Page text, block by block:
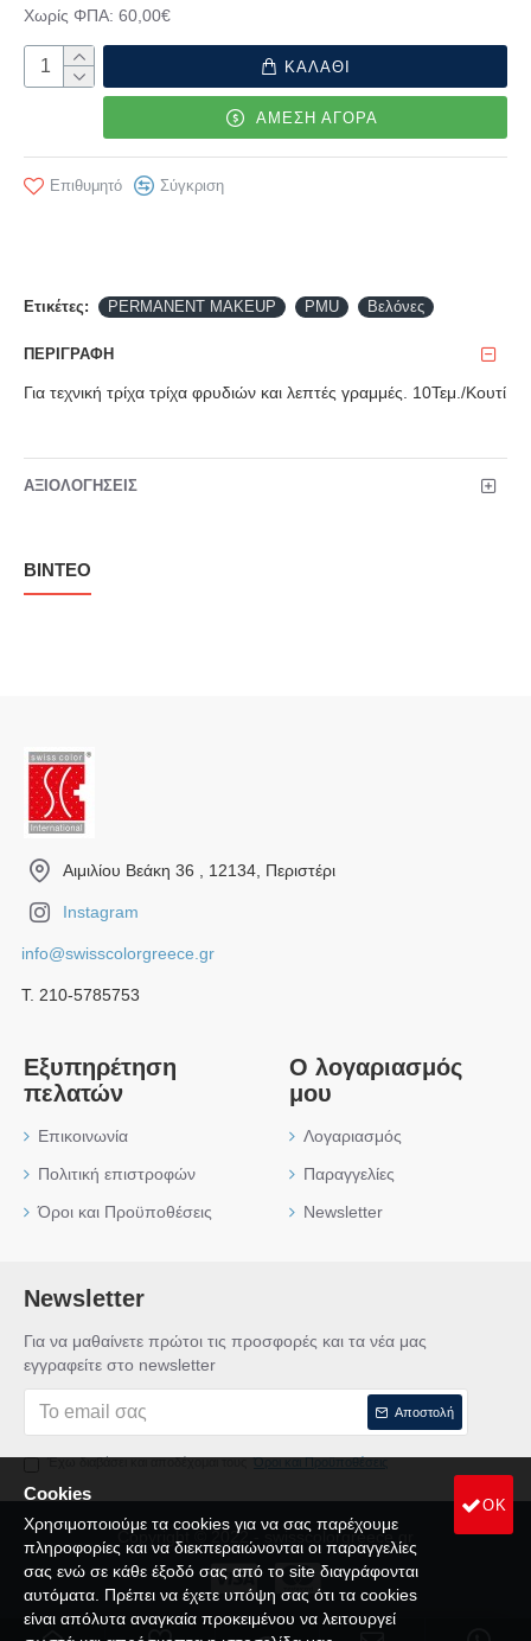
Χωρίς ΦΠΑ: 60,00€
ΚΑΛΑΘΙ
ΑΜΕΣΗ ΑΓΟΡΑ
Επιθυμητό Σύγκριση
Ετικέτες: PERMANENT MAKEUP PMU Βελόνες
ΠΕΡΙΓΡΑΦΉ
Για τεχνική τρίχα τρίχα φρυδιών και λεπτές γραμμές. 10Τεμ./Κουτί
ΑΞΙΟΛΟΓΉΣΕΙΣ
ΒΊΝΤΕΟ
Αιμιλίου Βεάκη 36 , 12134, Περιστέρι
Instagram
info@swisscolorgreece.gr
Τ. 210-5785753
Εξυπηρέτηση
πελατών
Επικοινωνία
Πολιτική επιστροφών
Όροι και Προϋποθέσεις
Ο λογαριασμός
μου
Λογαριασμός
Παραγγελίες
Newsletter
Newsletter
Για να μαθαίνετε πρώτοι τις προσφορές και τα νέα μας
εγγραφείτε στο newsletter
Αποστολή
Έχω διαβάσει και αποδέχομαι τους Όροι και Προϋποθέσεις
Copyright © 2022 - swisscolorgreece.gr
OK
Cookies
Χρησιμοποιούμε τα cookies για να σας παρέχουμε
πληροφορίες και να διεκπεραιώνονται οι παραγγελίες
σας ενώ σε κάθε έξοδό σας από το site διαγράφονται
αυτόματα. Πρέπει να έχετε υπόψη σας ότι τα cookies
είναι απόλυτα αναγκαία προκειμένου να λειτουργεί